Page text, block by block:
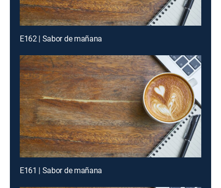
E162 | Sabor de mañana
E161 | Sabor de mañana